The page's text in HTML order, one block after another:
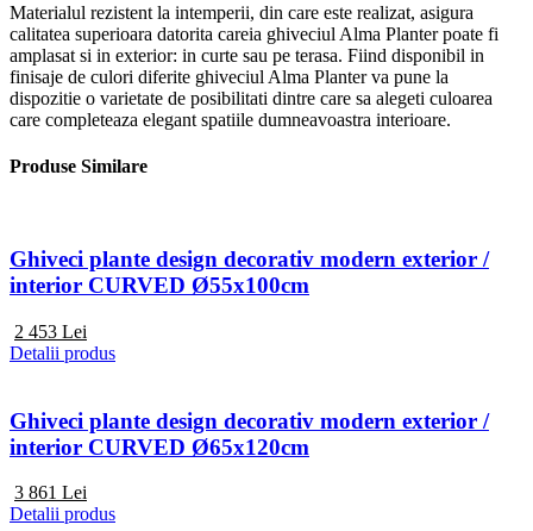
Materialul rezistent la intemperii, din care este realizat, asigura
calitatea superioara datorita careia ghiveciul Alma Planter poate fi
amplasat si in exterior: in curte sau pe terasa. Fiind disponibil in
finisaje de culori diferite ghiveciul Alma Planter va pune la
dispozitie o varietate de posibilitati dintre care sa alegeti culoarea
care completeaza elegant spatiile dumneavoastra interioare.
Produse Similare
Ghiveci plante design decorativ modern exterior /
interior CURVED Ø55x100cm
2 453 Lei
Detalii produs
Ghiveci plante design decorativ modern exterior /
interior CURVED Ø65x120cm
3 861 Lei
Detalii produs